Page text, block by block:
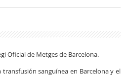
Oficial de Metges de Barcelona.
transfusión sanguínea en Barcelona y el